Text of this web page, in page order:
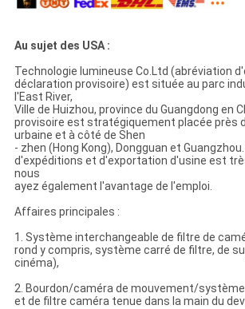
Au sujet des USA :
Technologie lumineuse Co.Ltd (abréviation
déclaration provisoire) est située au parc
l'East River,
Ville de Huizhou, province du Guangdong en
provisoire est stratégiquement placée près
urbaine et à côté de Shen
- zhen (Hong Kong), Dongguan et
d'expéditions et d'exportation d'usine est
nous
ayez également l'avantage de l'emploi.
Affaires principales :
1. Système interchangeable de filtre de
rond y compris, système carré de filtre, de
cinéma),
2. Bourdon/caméra de mouvement/
et de filtre caméra tenue dans la main du